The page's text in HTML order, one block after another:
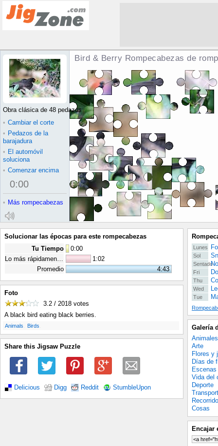
Bird & Berry Rompecabezas de
Obra clásica de 48 pedazos
• Cambiar el corte
• Pedazos de la
barajadura
• El automóvil
soluciona
• Comenzar encima
0:00
• Más rompecabezas
Solucionar las épocas para este rompecabezas
Tu Tiempo
0:00
Lo más rápidamente posible
1:02
Promedio
4:43
Foto
3.2 / 2018 votes
A black bird eating black berries.
Animals Birds
Share this Jigsaw Puzzle
Delicious Digg Reddit StumbleUpon
Lunes
Sol
Sentado
Fri
Thu
Wed
Tue
Galería
Animales
Arte
Flores y
Días de
Vida del
Deporte
Recorrido
Cosas
Encajar